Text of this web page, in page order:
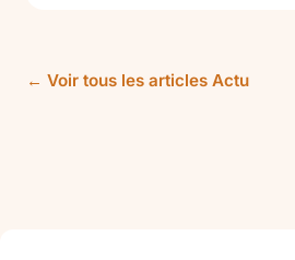
← Voir tous les articles Actu